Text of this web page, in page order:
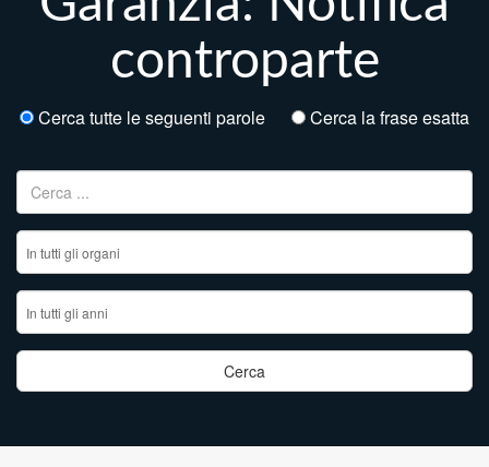
controparte
Cerca tutte le seguenti parole Cerca la frase esatta
Ricerca per: